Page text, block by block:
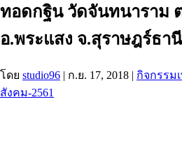
ทอดกฐิน วัดจันทนาราม
อ.พระแสง จ.สุราษฎร์ธานี
โดย studio96 | ก.ย. 17, 2018 | กิจกรรม
สังคม-2561